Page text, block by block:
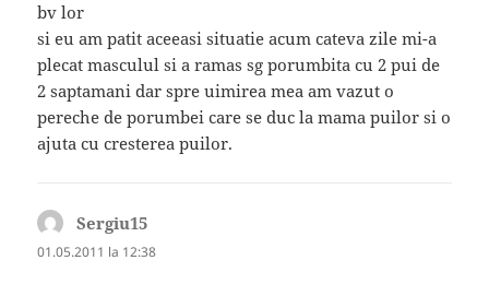
bv lor
si eu am patit aceeasi situatie acum cateva zile mi-a
plecat masculul si a ramas sg porumbita cu 2 pui de
2 saptamani dar spre uimirea mea am vazut o
pereche de porumbei care se duc la mama puilor si o
ajuta cu cresterea puilor.
Sergiu15
01.05.2011 la 12:38